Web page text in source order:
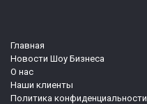
Главная
Новости Шоу Бизнеса
О нас
Наши клиенты
Политика конфиденциальности